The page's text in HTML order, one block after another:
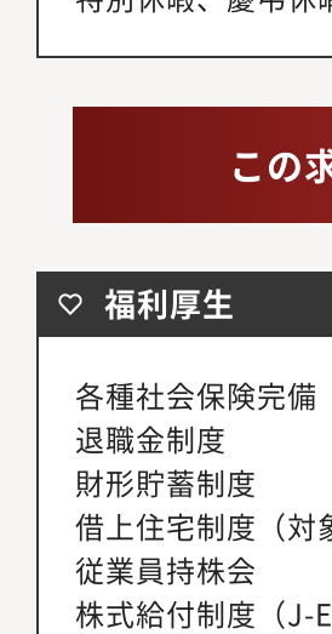
この
福利厚生
各種社会保険完備
退職金制度
財形貯蓄制度
借上住宅制度（対
従業員持株会
株式給付制度（J-